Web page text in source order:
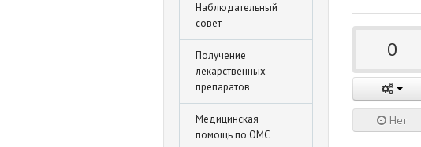
Наблюдательный
совет
Получение
лекарственных
препаратов
Медицинская
помощь по ОМС
0
Нет